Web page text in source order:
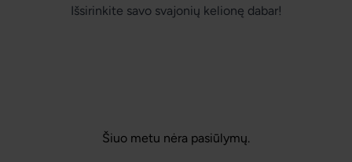
Išsirinkite savo svajonių kelionę dabar!
Šiuo metu nėra pasiūlymų.